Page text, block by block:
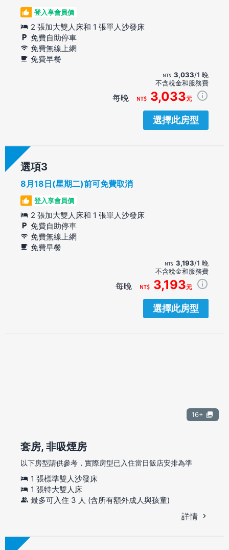
登入享會員價
2 張加大雙人床和 1 張單人沙發床
免費自助停車
免費無線上網
免費早餐
3,033/1 晚
不含稅金和服務費
每晚 3,033元
選擇此房型
選項
8月18日(星期二)前可免費取消
登入享會員價
2 張加大雙人床和 1 張單人沙發床
免費自助停車
免費無線上網
免費早餐
3,193/1 晚
不含稅金和服務費
每晚 3,193元
選擇此房型
16+
套房, 非吸煙房
以下房型請供參考，實際房型已入住當日飯店安排為準
1 張標準雙人沙發床
1 張特大雙人床
最多可入住 3 人 (含所有額外成人與孩童)
詳情